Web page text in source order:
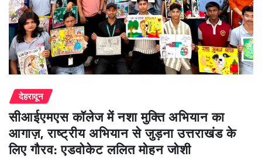
देहरादून
सीआईएमएस कॉलेज में नशा मुक्ति अभियान का
आगाज़, राष्ट्रीय अभियान से जुड़ना उत्तराखंड के
लिए गौरव: एडवोकेट ललित मोहन जोशी